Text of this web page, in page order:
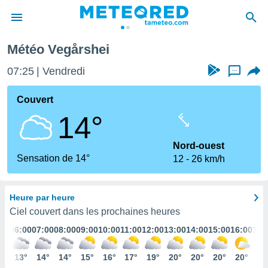
de
en
Météo Vegårshei
07:25 Vendredi ...
Couvert
14°
Sensation de 14°
Nord-ouest
12
26 km/h
Heure par heure
Ciel couvert dans les prochaines heures
06:00
13°
07:00
14°
08:00
14°
09:00
15°
10:00
16°
11:00
17°
12:00
19°
13:00
20°
14:00
20°
15:00
20°
16:00
20°